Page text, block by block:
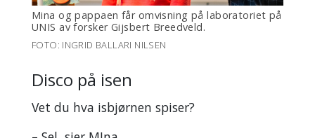
Mina og pappaen får omvisning på laboratoriet på
UNIS av forsker Gijsbert Breedveld.
FOTO: INGRID BALLARI NILSEN
Disco på isen
Vet du hva isbjørnen spiser?